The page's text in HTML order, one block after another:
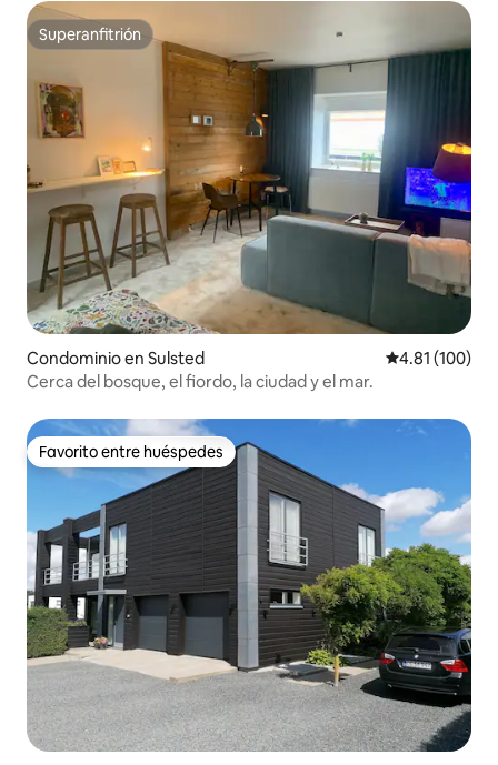
Superanfitrión
Superanfitrión
Condominio en Sulsted Calificación
4.81 (100)
Cerca del bosque, el fiordo, la ciudad y el mar.
Favorito entre huéspedes
Favorito entre huéspedes